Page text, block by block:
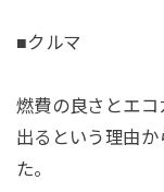
■クルマ
燃費の良さとエ
出るという理由
た。